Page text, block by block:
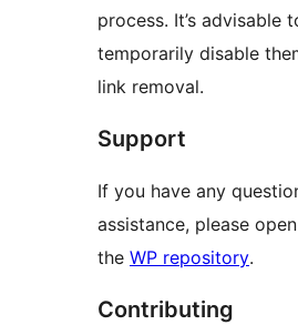
process. It’s advisable
temporarily disable
link removal.
Support
If you have any
assistance, please
the WP repository.
Contributing